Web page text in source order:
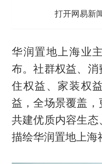
打开网易新
华润置地上海业
布。社群权益、
住权益、家装权
益，全场景覆盖，
共建优质内容生态
描绘华润置地上海